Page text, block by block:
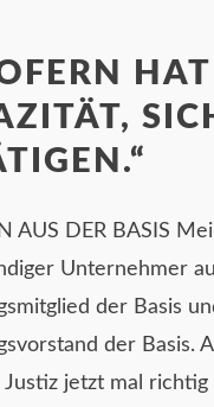
AUS DER BASIS
Unternehmer
der Basis
der Basis.
Justiz jetzt mal